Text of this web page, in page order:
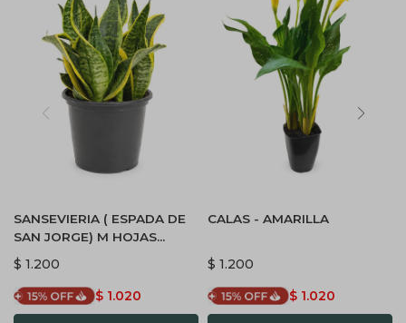
SANSEVIERIA ( ESPADA DE
SAN JORGE) M HOJAS
BAJAS
$ 1.200
$ 1.020
CALAS - AMARILLA
$ 1.200
$ 1.020